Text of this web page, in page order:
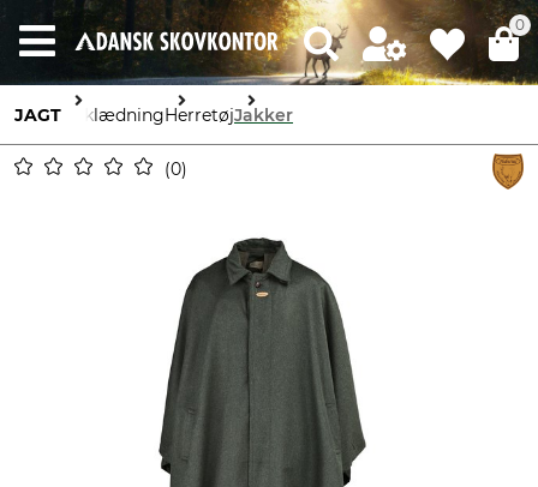
0
JAGT BeklædningHerretøjJakker
0